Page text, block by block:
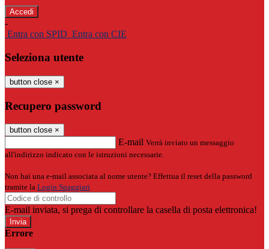
-
Entra con SPID Entra con CIE
Seleziona utente
button close ×
Recupero password
button close ×
E-mail Verrà inviato un messaggio
all'indirizzo indicato con le istruzioni necessarie.
Non hai una e-mail associata al nome utente? Effettua il reset della password
tramite la Login Spaggiari
E-mail inviata, si prega di controllare la casella di posta elettronica!
Errore